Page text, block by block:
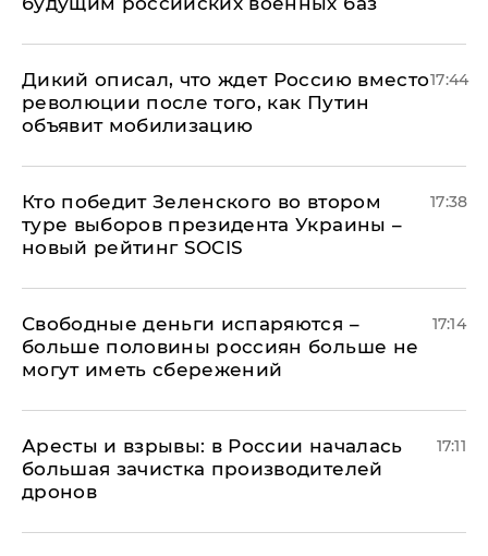
Дикий описал, что ждет Россию вместо
революции после того, как Путин
объявит мобилизацию
17:44
Кто победит Зеленского во втором
туре выборов президента Украины –
новый рейтинг SOCIS
17:38
Свободные деньги испаряются –
больше половины россиян больше не
могут иметь сбережений
17:14
Аресты и взрывы: в России началась
большая зачистка производителей
дронов
17:11